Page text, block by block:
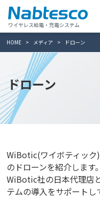
ワイヤレス給電・充電システム
HOME メディア ドローン
ドローン
WiBotic(ワイボティック
のドローンを紹介します
WiBotic社の日本代理店
テムの導入をサポートし